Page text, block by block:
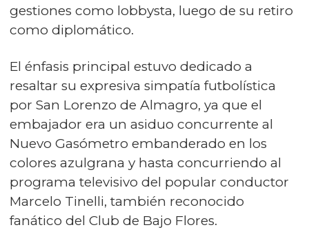
gestiones como lobbysta, luego de su retiro
como diplomático.
El énfasis principal estuvo dedicado a
resaltar su expresiva simpatía futbolística
por San Lorenzo de Almagro, ya que el
embajador era un asiduo concurrente al
Nuevo Gasómetro embanderado en los
colores azulgrana y hasta concurriendo al
programa televisivo del popular conductor
Marcelo Tinelli, también reconocido
fanático del Club de Bajo Flores.